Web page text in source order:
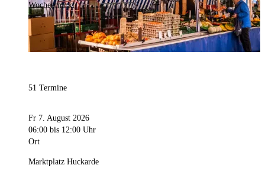
Wochenmarkt
51 Termine
Fr 7. August 2026
06:00 bis 12:00 Uhr
Ort
Marktplatz Huckarde